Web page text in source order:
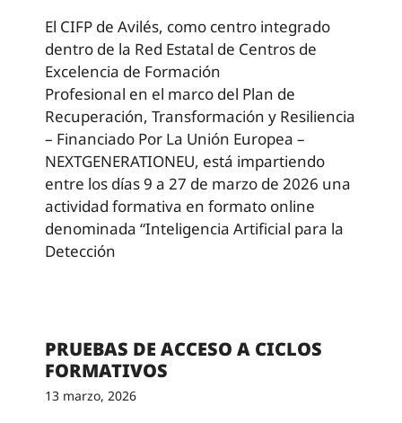
El CIFP de Avilés, como centro integrado
dentro de la Red Estatal de Centros de
Excelencia de Formación
Profesional en el marco del Plan de
Recuperación, Transformación y Resiliencia
– Financiado Por La Unión Europea –
NEXTGENERATIONEU, está impartiendo
entre los días 9 a 27 de marzo de 2026 una
actividad formativa en formato online
denominada “Inteligencia Artificial para la
Detección
PRUEBAS DE ACCESO A CICLOS
FORMATIVOS
13 marzo, 2026